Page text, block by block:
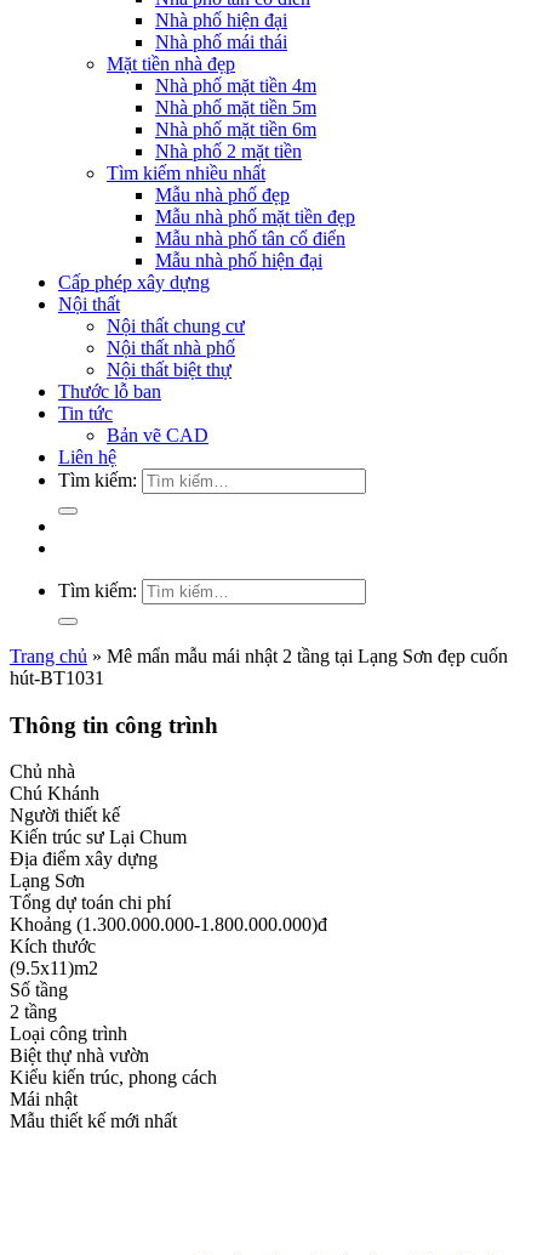
Nhà phố hiện đại
Nhà phố mái thái
Mặt tiền nhà đẹp
Nhà phố mặt tiền 4m
Nhà phố mặt tiền 5m
Nhà phố mặt tiền 6m
Nhà phố 2 mặt tiền
Tìm kiếm nhiều nhất
Mẫu nhà phố đẹp
Mẫu nhà phố mặt tiền đẹp
Mẫu nhà phố tân cổ điển
Mẫu nhà phố hiện đại
Cấp phép xây dựng
Nội thất
Nội thất chung cư
Nội thất nhà phố
Nội thất biệt thự
Thước lỗ ban
Tin tức
Bản vẽ CAD
Liên hệ
Tìm kiếm:
Tìm kiếm:
Trang chủ » Mê mẩn mẫu mái nhật 2 tầng tại Lạng Sơn đẹp cuốn
hút-BT1031
Thông tin công trình
Chủ nhà
Chú Khánh
Người thiết kế
Kiến trúc sư Lại Chum
Địa điểm xây dựng
Lạng Sơn
Tổng dự toán chi phí
Khoảng (1.300.000.000-1.800.000.000)đ
Kích thước
(9.5x11)m2
Số tầng
2 tầng
Loại công trình
Biệt thự nhà vườn
Kiểu kiến trúc, phong cách
Mái nhật
Mẫu thiết kế mới nhất